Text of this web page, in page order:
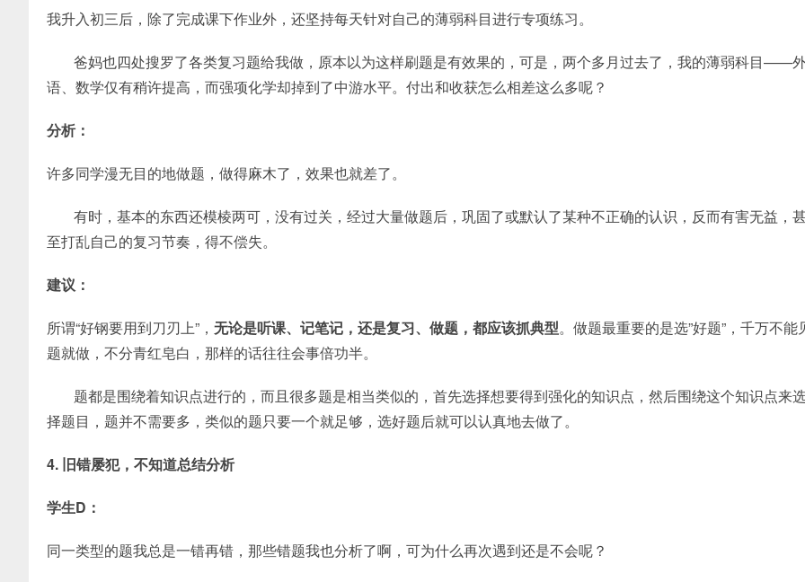
我升入初三后，除了完成课下作业外，还坚持每天针对自己的薄弱科目进行专项练习。
爸妈也四处搜罗了各类复习题给我做，原本以为这样刷题是有效果的，可是，两个多月过去了，我的薄弱科目——
语、数学仅有稍许提高，而强项化学却掉到了中游水平。付出和收获怎么相差这么多呢？
分析：
许多同学漫无目的地做题，做得麻木了，效果也就差了。
有时，基本的东西还模棱两可，没有过关，经过大量做题后，巩固了或默认了某种不正确的认识，反而有害无益，
至打乱自己的复习节奏，得不偿失。
建议：
所谓“好钢要用到刀刃上”， 无论是听课、记笔记，还是复习、做题，都应该抓典型。做题最重要的是选”好题”，千万不能
题就做，不分青红皂白，那样的话往往会事倍功半。
题都是围绕着知识点进行的，而且很多题是相当类似的，首先选择想要得到强化的知识点，然后围绕这个知识点来
择题目，题并不需要多，类似的题只要一个就足够，选好题后就可以认真地去做了。
4. 旧错屡犯，不知道总结分析
学生D：
同一类型的题我总是一错再错，那些错题我也分析了啊，可为什么再次遇到还是不会呢？